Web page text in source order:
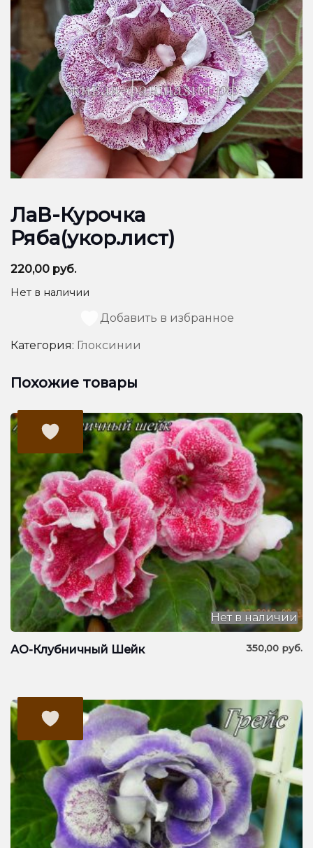
ЛаВ-Курочка
Ряба(укор.лист)
220,00 руб.
Нет в наличии
Добавить в избранное
Категория: Глоксинии
Похожие товары
АО-Клубничный Шейк 350,00 руб.
Нет в наличии